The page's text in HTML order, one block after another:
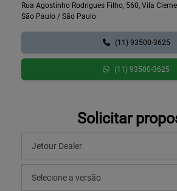
Rua Agostinho Rodrigues Filho, 560, Vila
São Paulo / São Paulo
(11) 93500-3625
(11) 93500-3625
Solicitar